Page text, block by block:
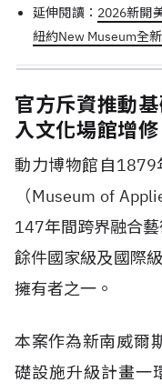
延伸閱讀： 2026新開
紐約New Museum全
官方斥資推動
入文化場館增修
動力博物館自1879
（Museum of
147年間跨界融合
餘件國家級及國際
擁有者之一。
本案作為新南威爾
礎設施升級計畫一